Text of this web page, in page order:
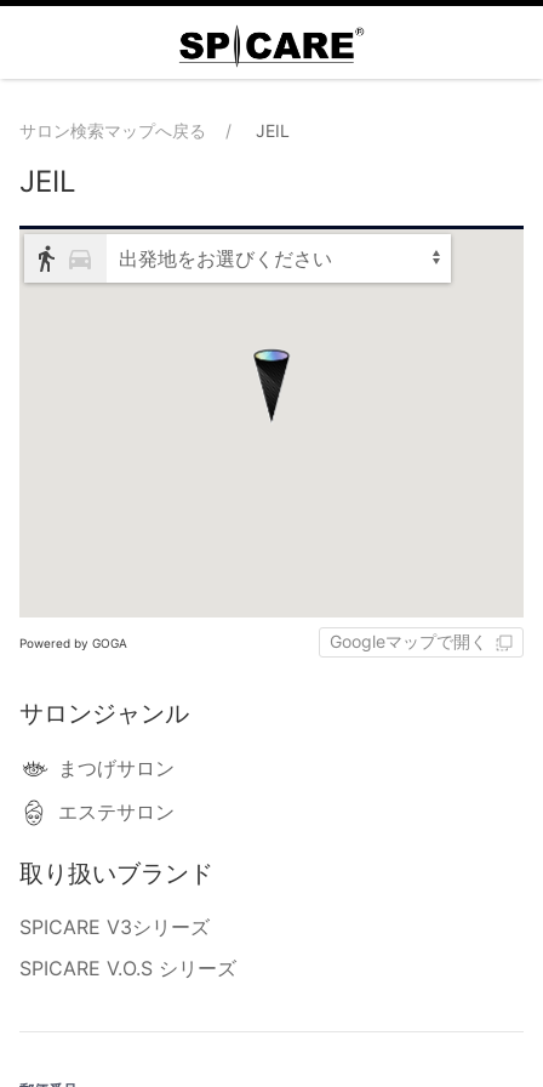
サロン検索マップへ戻る JEIL
JEIL
出発地をお選びください
Powered by GOGA Googleマップで開く
サロンジャンル
まつげサロン
エステサロン
取り扱いブランド
SPICARE V3シリーズ
SPICARE V.O.S シリーズ